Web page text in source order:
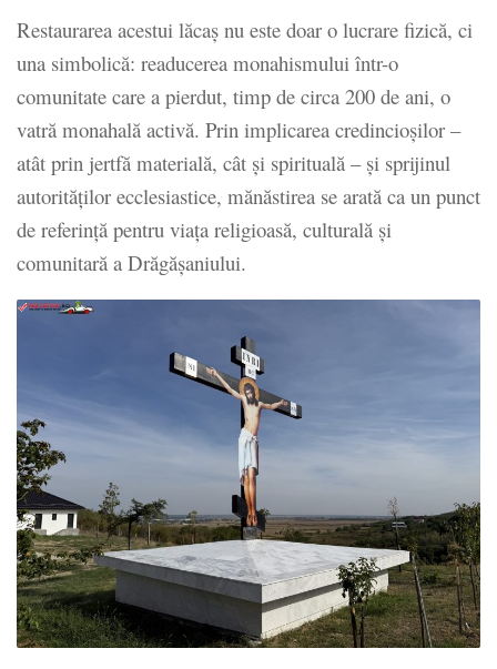
Restaurarea acestui lăcaș nu este doar o lucrare fizică, ci
una simbolică: readucerea monahismului într-o
comunitate care a pierdut, timp de circa 200 de ani, o
vatră monahală activă. Prin implicarea credincioșilor –
atât prin jertfă materială, cât și spirituală – și sprijinul
autorităților ecclesiastice, mănăstirea se arată ca un punct
de referință pentru viața religioasă, culturală și
comunitară a Drăgășaniului.